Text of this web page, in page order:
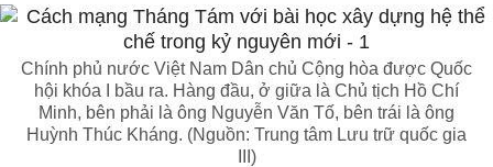
Chính phủ nước Việt Nam Dân chủ Cộng hòa được Quốc
hội khóa I bầu ra. Hàng đầu, ở giữa là Chủ tịch Hồ Chí
Minh, bên phải là ông Nguyễn Văn Tố, bên trái là ông
Huỳnh Thúc Kháng. (Nguồn: Trung tâm Lưu trữ quốc gia
III)